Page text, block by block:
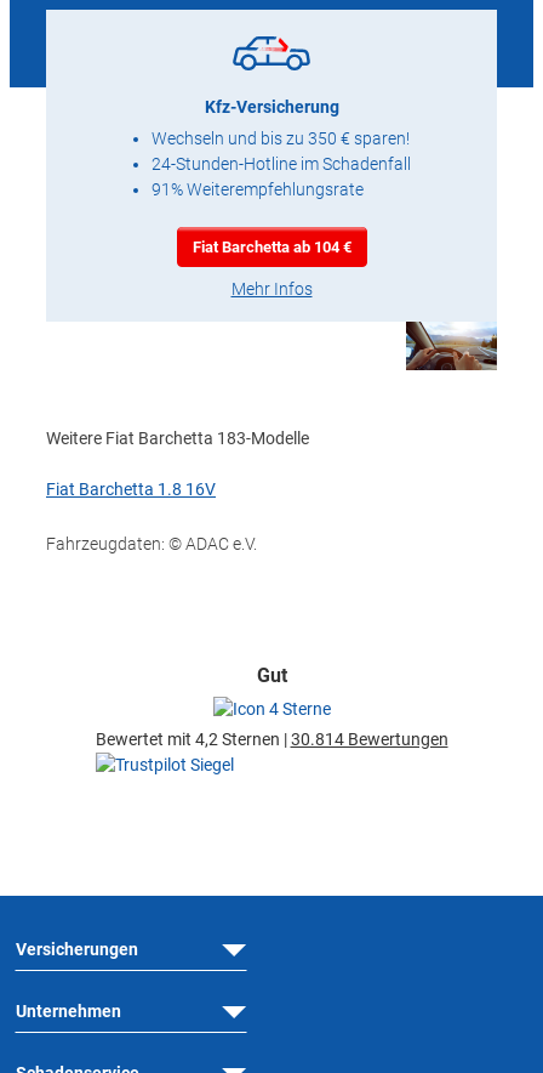
Kfz-Versicherung
Wechseln und bis zu 350 € sparen!
24-Stunden-Hotline im Schadenfall
91% Weiterempfehlungsrate
Fiat Barchetta ab 104 €
Mehr Infos
Weitere Fiat Barchetta 183-Modelle
Fiat Barchetta 1.8 16V
Fahrzeugdaten: © ADAC e.V.
Gut
Bewertet mit 4,2 Sternen |30.814 Bewertungen
Versicherungen
Unternehmen